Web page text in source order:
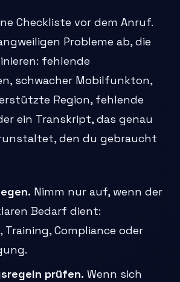
Checkliste vor dem Anruf.
Probleme ab, die
fehlende
schwacher Mobilfunkton,
Region, fehlende
ein Transkript, das genau
den du gebraucht
Nimm nur auf, wenn der
Bedarf dient:
Training, Compliance oder
prüfen. Wenn sich